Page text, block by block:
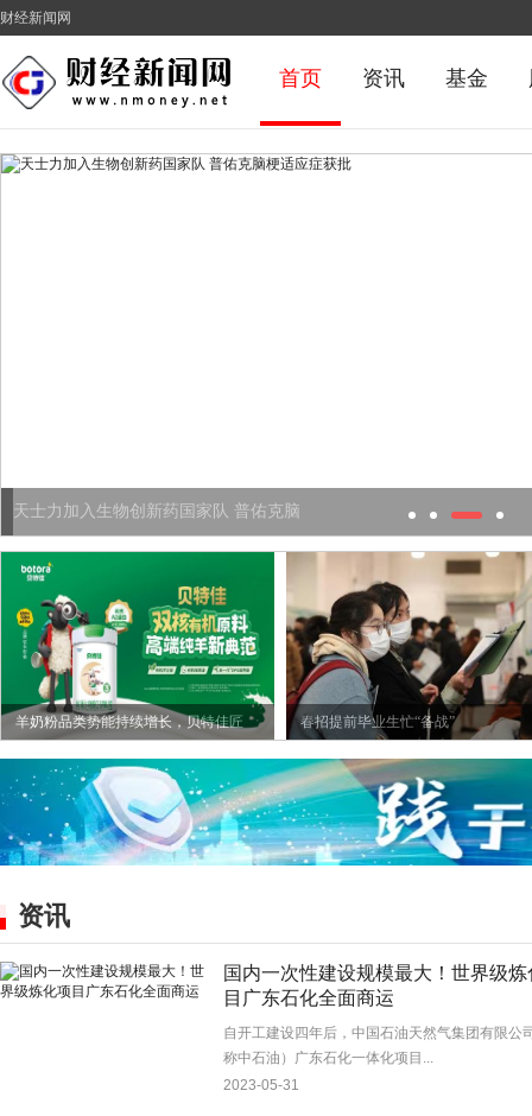
财经新闻网
首页 资讯 基金
天士力加入生物创新药国家队 普佑克脑
羊奶粉品类势能持续增长，贝特佳匠 春招提前毕业生忙“备战”
资讯
国内一次性建设规模最大！世界级炼
目广东石化全面商运
自开工建设四年后，中国石油天然气集团有限公
称中石油）广东石化一体化项目...
2023-05-31